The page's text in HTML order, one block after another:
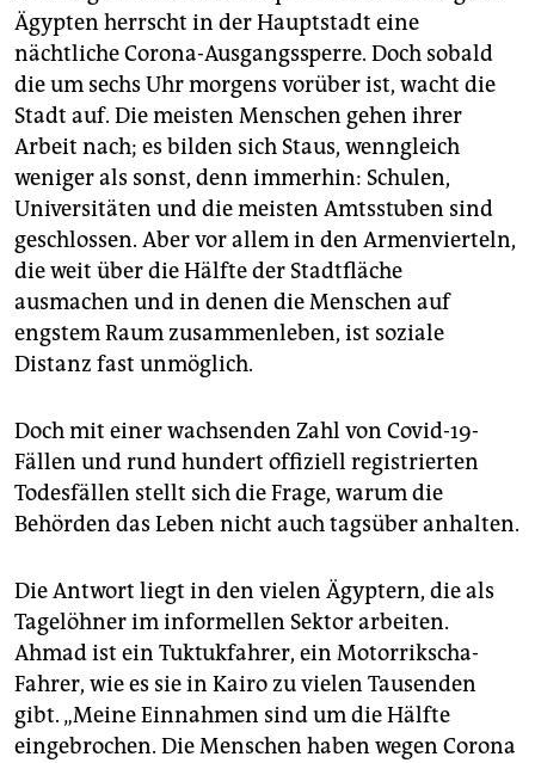
abo
genossenschaft
epaper login
Ägypten herrscht in der Hauptstadt eine
nächtliche Corona-Ausgangssperre. Doch sobald
die um sechs Uhr morgens vorüber ist, wacht die
Stadt auf. Die meisten Menschen gehen ihrer
Arbeit nach; es bilden sich Staus, wenngleich
weniger als sonst, denn immerhin: Schulen,
Universitäten und die meisten Amtsstuben sind
geschlossen. Aber vor allem in den Armenvierteln,
die weit über die Hälfte der Stadtfläche
ausmachen und in denen die Menschen auf
engstem Raum zusammenleben, ist soziale
Distanz fast unmöglich.
Doch mit einer wachsenden Zahl von Covid-19-
Fällen und rund hundert offiziell registrierten
Todesfällen stellt sich die Frage, warum die
Behörden das Leben nicht auch tagsüber anhalten.
Die Antwort liegt in den vielen Ägyptern, die als
Tagelöhner im informellen Sektor arbeiten.
Ahmad ist ein Tuktukfahrer, ein Motorrikscha-
Fahrer, wie es sie in Kairo zu vielen Tausenden
gibt. „Meine Einnahmen sind um die Hälfte
eingebrochen. Die Menschen haben wegen Corona